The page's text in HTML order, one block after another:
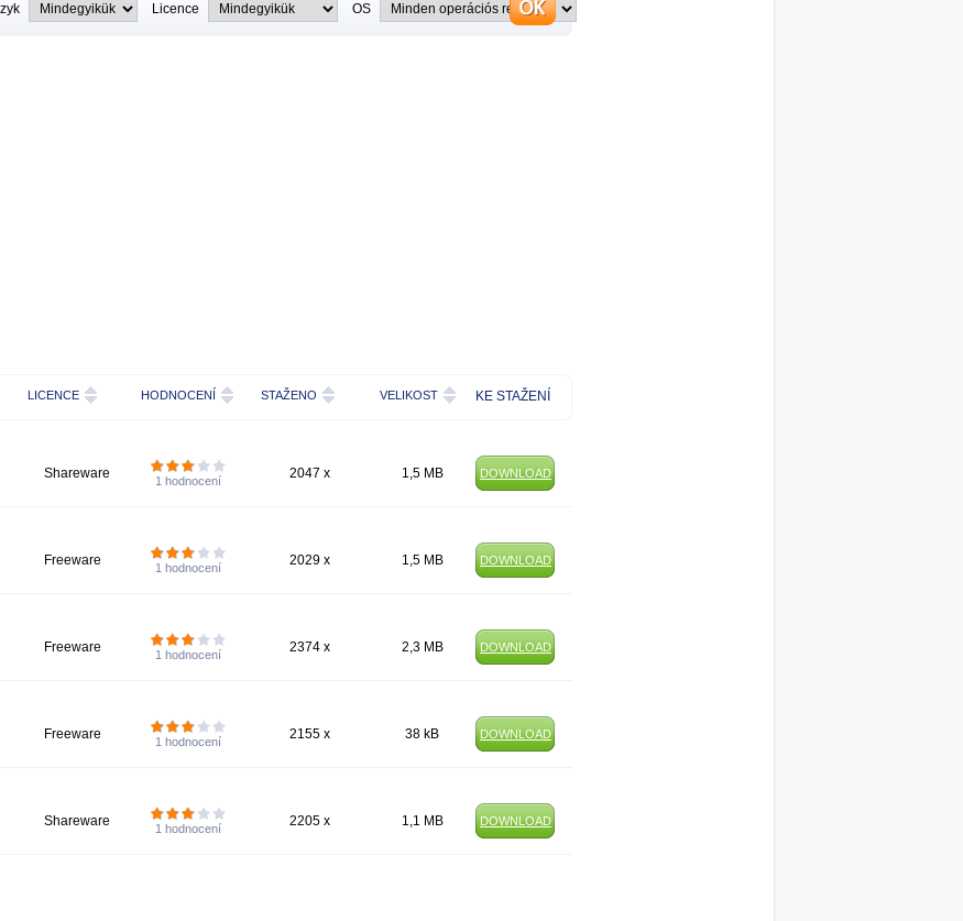
Licence OS
LICENCE HODNOCENÍ STAŽENO VELIKOST KE STAŽENÍ
Shareware 1 hodnocení 2047 x 1,5 MB DOWNLOAD
Freeware 1 hodnocení 2029 x 1,5 MB DOWNLOAD
Freeware 1 hodnocení 2374 x 2,3 MB DOWNLOAD
Freeware 1 hodnocení 2155 x 38 kB DOWNLOAD
Shareware 1 hodnocení 2205 x 1,1 MB DOWNLOAD